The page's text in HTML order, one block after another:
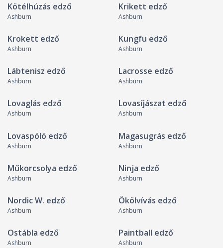
Kötélhúzás edző
Ashburn
Krikett edző
Ashburn
Krokett edző
Ashburn
Kungfu edző
Ashburn
Lábtenisz edző
Ashburn
Lacrosse edző
Ashburn
Lovaglás edző
Ashburn
Lovasíjászat edző
Ashburn
Lovaspóló edző
Ashburn
Magasugrás edző
Ashburn
Műkorcsolya edző
Ashburn
Ninja edző
Ashburn
Nordic W. edző
Ashburn
Ökölvívás edző
Ashburn
Ostábla edző
Ashburn
Paintball edző
Ashburn